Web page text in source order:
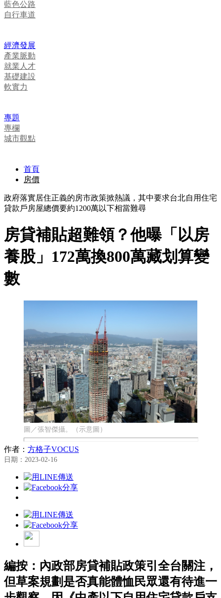
藍色公路
自行車道
經濟發展
產業脈動
就業人才
基礎建設
軟實力
專題
專欄
城市觀點
首頁
房價
政府落實居住正義的房市政策掀熱議，其中要求台北自用住宅
貸款戶房屋總價要約1200萬以下相當難尋
房貸補貼超難領？他曝「以房
養股」172萬換800萬藏划算變
數
圖／張智傑攝。（示意圖）
作者： 方格子VOCUS
日期：2023-02-16
編按：內政部房貸補貼政策引全台關注，
但草案規劃是否真能體恤民眾還有待進一